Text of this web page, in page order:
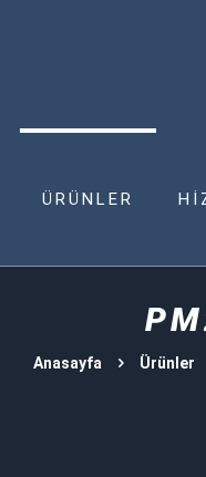
ÜRÜNLER
Anasayfa Ürünler